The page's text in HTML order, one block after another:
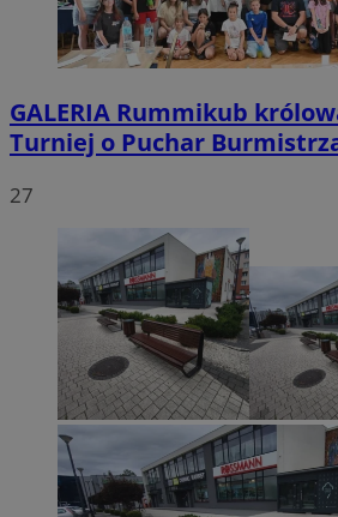
GALERIA Rummikub
Turniej o Puchar
27